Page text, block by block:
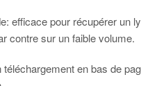
efficace pour récupérer un
contre sur un faible volume.
en bas de